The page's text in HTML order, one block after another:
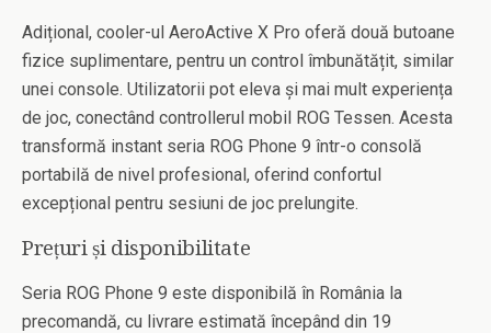
Adițional, cooler-ul AeroActive X Pro oferă două butoane
fizice suplimentare, pentru un control îmbunătățit, similar
unei console. Utilizatorii pot eleva și mai mult experiența
de joc, conectând controllerul mobil ROG Tessen. Acesta
transformă instant seria ROG Phone 9 într-o consolă
portabilă de nivel profesional, oferind confortul
excepțional pentru sesiuni de joc prelungite.
Prețuri și disponibilitate
Seria ROG Phone 9 este disponibilă în România la
precomandă, cu livrare estimată începând din 19